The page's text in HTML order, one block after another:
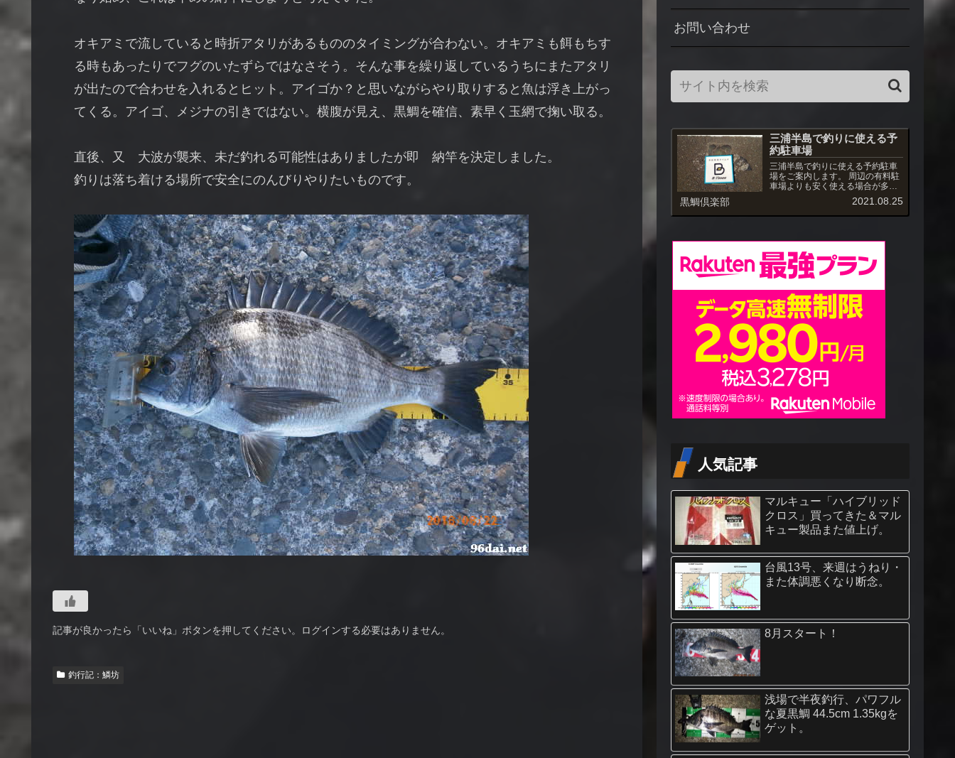
オキアミで流していると時折アタリがあるもののタイミングが合わない。オキアミも餌もちす
る時もあったりでフグのいたずらではなさそう。そんな事を繰り返しているうちにまたアタリ
が出たので合わせを入れるとヒット。アイゴか？と思いながらやり取りすると魚は浮き上がっ
てくる。アイゴ、メジナの引きではない。横腹が見え、黒鯛を確信、素早く玉網で掬い取る。
直後、又 大波が襲来、未だ釣れる可能性はありましたが即 納竿を決定しました。
釣りは落ち着ける場所で安全にのんびりやりたいものです。
記事が良かったら「いいね」ボタンを押してください。ログインする必要はありません。
釣行記：鱗坊
お問い合わせ
三浦半島で釣りに使える予
約駐車場
三浦半島で釣りに使える予約駐車
場をご案内します。 周辺の有料駐
車場よりも安く使える場合が多
く、また駐車場への出入りも自由
黒鯛倶楽部 2021.08.25
人気記事
マルキュー「ハイブリッド
クロス」買ってきた＆マル
キュー製品また値上げ。
台風13号、来週はうねり・
また体調悪くなり断念。
8月スタート！
浅場で半夜釣行、パワフル
な夏黒鯛 44.5cm 1.35kgを
ゲット。